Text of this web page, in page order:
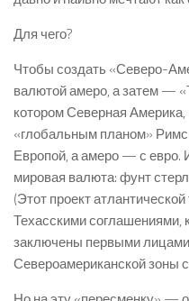
Для чего?
Чтобы создать «Северо-
валютой амеро, а затем —
котором Северная
«глобальным планом»
Европой, а амеро — с евро.
мировая валюта: фунт
(Этот проект
Техасскими соглашениями,
заключены первыми
Североамериканской зоны